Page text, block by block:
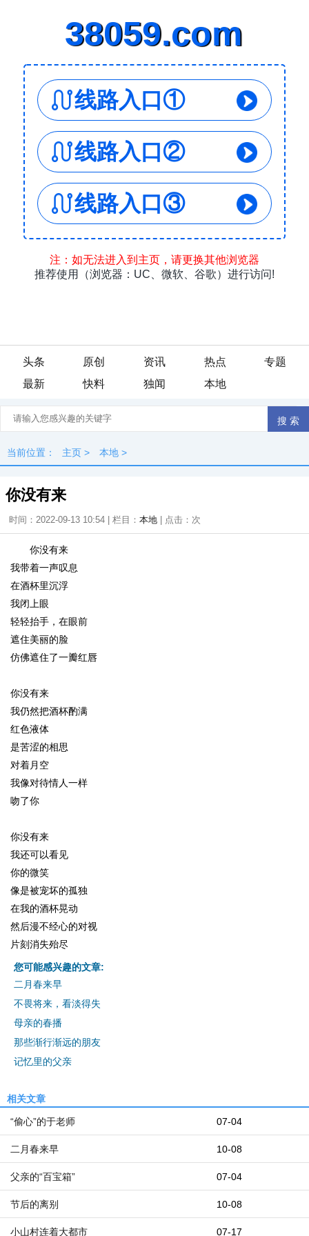
头条 原创 资讯 热点
专题
最新
快料 独闻 本地
当前位置： 主页 > 本地 >
你没有来
时间：2022-09-13 10:54 | 栏目： 本地 | 点击： 次
你没有来
我带着一声叹息
在酒杯里沉浮
我闭上眼
轻轻抬手，在眼前
遮住美丽的脸
仿佛遮住了一瓣红唇
你没有来
我仍然把酒杯酌满
红色液体
是苦涩的相思
对着月空
我像对待情人一样
吻了你
你没有来
我还可以看见
你的微笑
像是被宠坏的孤独
在我的酒杯晃动
然后漫不经心的对视
片刻消失殆尽
您可能感兴趣的文章:
二月春来早
不畏将来，看淡得失
母亲的春播
那些渐行渐远的朋友
记忆里的父亲
相关文章
07-04
“偷心”的于老师
10-08
二月春来早
07-04
父亲的“百宝箱”
10-08
节后的离别
07-17
小山村连着大都市